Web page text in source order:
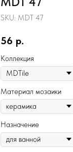
SKU: MDT 47
56 р.
Коллекция
Материал мозаики
Назначение